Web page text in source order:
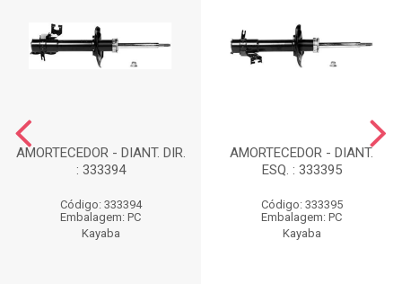
AMORTECEDOR - DIANT. DIR.
: 333394
Código: 333394
Embalagem: PC
Kayaba
AMORTECEDOR - DIANT.
ESQ. : 333395
Código: 333395
Embalagem: PC
Kayaba